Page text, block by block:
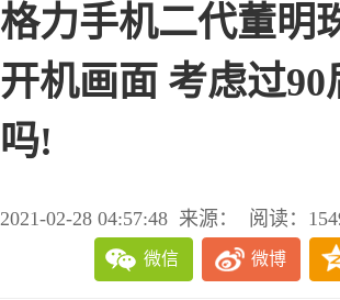
格力手机二代董明
开机画面 考虑过90
吗!
2021-02-28 04:57:48 来源： 阅读：
微信 微博